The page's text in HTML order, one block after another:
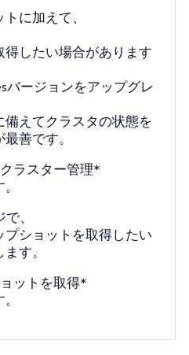
に加えて、
したい場合があります
バージョンをアップグレ
えてクラスタの状態を
善です。
ラスター管理*
、
ショットを取得したい
す。
ットを取得*